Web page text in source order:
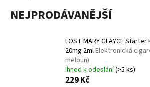
NEJPRODÁVANĚJŠÍ
LOST MARY GLAYCE
20mg 2mlElektronická
meloun)
Ihned k odeslání(>5 ks)
229 Kč
HLEDAT